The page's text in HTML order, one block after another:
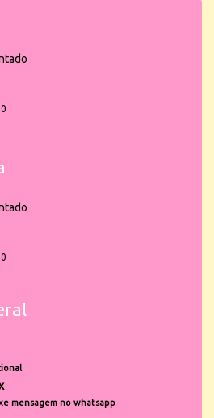
mensagem no whatsapp